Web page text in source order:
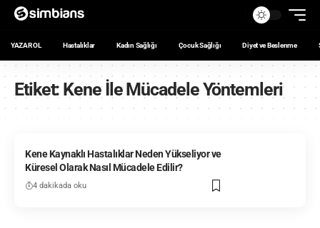
YAZAR OL Hastalıklar Kadın Sağlığı Çocuk Sağlığı Diyet ve Beslenme
Etiket: Kene İle Mücadele Yöntemleri
Kene Kaynaklı Hastalıklar Neden Yükseliyor ve
Küresel Olarak Nasıl Mücadele Edilir?
4 dakikada oku